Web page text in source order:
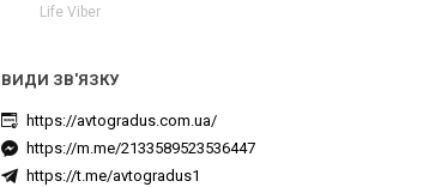
Life Viber
https://avtogradus.com.ua/
https://m.me/2133589523536447
https://t.me/avtogradus1